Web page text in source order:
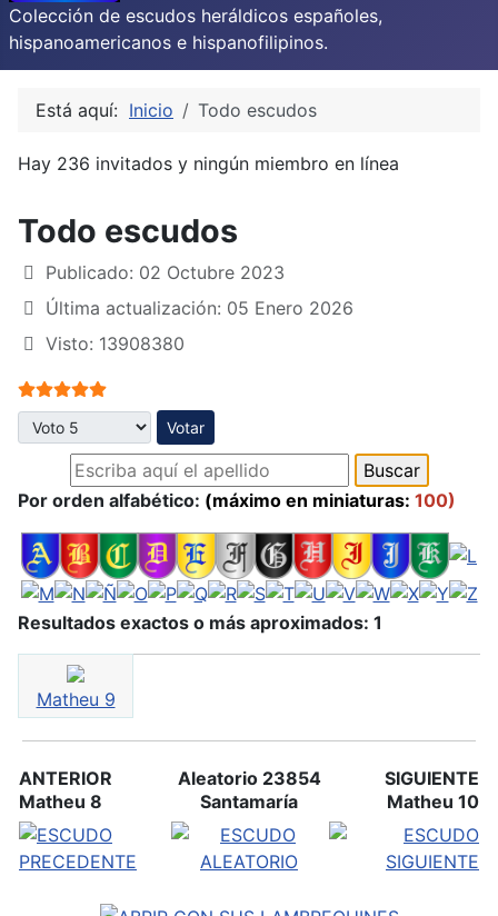
Colección de escudos heráldicos españoles,
hispanoamericanos e hispanofilipinos.
Está aquí: Inicio Todo escudos
Hay 236 invitados y ningún miembro en línea
Todo escudos
Publicado: 02 Octubre 2023
Última actualización: 05 Enero 2026
Visto: 13908380
Ratio:5/5
Por favor, vote
Por orden alfabético: (máximo en miniaturas: 100)
Resultados exactos o más aproximados: 1
Matheu 9
ANTERIOR
Matheu 8
Aleatorio 23854
Santamaría
SIGUIENTE
Matheu 10